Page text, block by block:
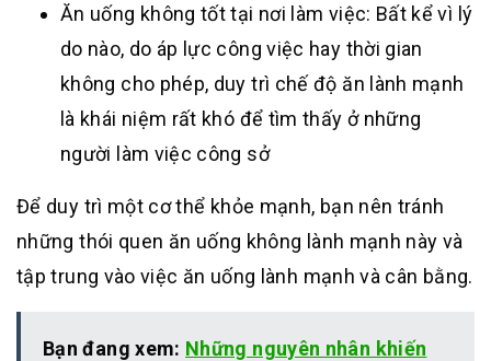
Ăn uống không tốt tại nơi làm việc: Bất kể vì lý
do nào, do áp lực công việc hay thời gian
không cho phép, duy trì chế độ ăn lành mạnh
là khái niệm rất khó để tìm thấy ở những
người làm việc công sở
Để duy trì một cơ thể khỏe mạnh, bạn nên tránh
những thói quen ăn uống không lành mạnh này và
tập trung vào việc ăn uống lành mạnh và cân bằng.
Bạn đang xem: Những nguyên nhân khiến